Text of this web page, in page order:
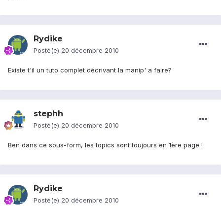
Rydike
Posté(e) 20 décembre 2010
Existe t'il un tuto complet décrivant la manip' a faire?
stephh
Posté(e) 20 décembre 2010
Ben dans ce sous-form, les topics sont toujours en 1ère page !
Rydike
Posté(e) 20 décembre 2010